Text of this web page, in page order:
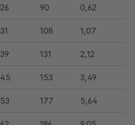
26 90 0,62
31 108 1,07
39 131 2,12
45 153 3,49
53 177 5,64